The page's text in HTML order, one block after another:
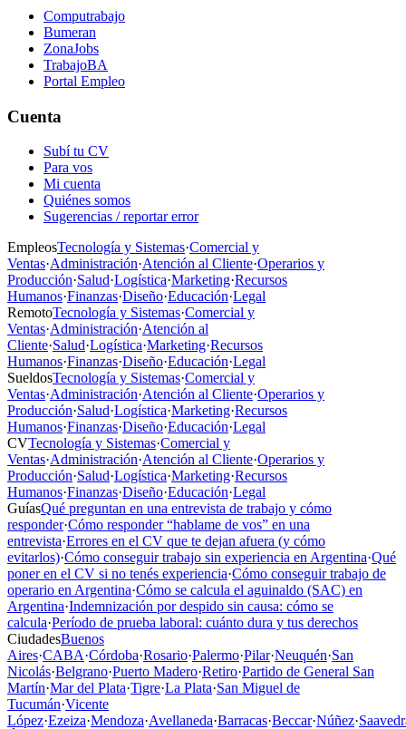
Computrabajo
Bumeran
ZonaJobs
TrabajoBA
Portal Empleo
Cuenta
Subí tu CV
Para vos
Mi cuenta
Quiénes somos
Sugerencias / reportar error
EmpleosTecnología y Sistemas·Comercial y
Ventas·Administración·Atención al Cliente·Operarios y
Producción·Salud·Logística·Marketing·Recursos
Humanos·Finanzas·Diseño·Educación·Legal
RemotoTecnología y Sistemas·Comercial y
Ventas·Administración·Atención al
Cliente·Salud·Logística·Marketing·Recursos
Humanos·Finanzas·Diseño·Educación·Legal
SueldosTecnología y Sistemas·Comercial y
Ventas·Administración·Atención al Cliente·Operarios y
Producción·Salud·Logística·Marketing·Recursos
Humanos·Finanzas·Diseño·Educación·Legal
CVTecnología y Sistemas·Comercial y
Ventas·Administración·Atención al Cliente·Operarios y
Producción·Salud·Logística·Marketing·Recursos
Humanos·Finanzas·Diseño·Educación·Legal
GuíasQué preguntan en una entrevista de trabajo y cómo
responder·Cómo responder “hablame de vos” en una
entrevista·Errores en el CV que te dejan afuera (y cómo
evitarlos)·Cómo conseguir trabajo sin experiencia en Argentina·Qué
poner en el CV si no tenés experiencia·Cómo conseguir trabajo de
operario en Argentina·Cómo se calcula el aguinaldo (SAC) en
Argentina·Indemnización por despido sin causa: cómo se
calcula·Período de prueba laboral: cuánto dura y tus derechos
CiudadesBuenos
Aires·CABA·Córdoba·Rosario·Palermo·Pilar·Neuquén·San
Nicolás·Belgrano·Puerto Madero·Retiro·Partido de General San
Martín·Mar del Plata·Tigre·La Plata·San Miguel de
Tucumán·Vicente
López·Ezeiza·Mendoza·Avellaneda·Barracas·Beccar·Núñez·